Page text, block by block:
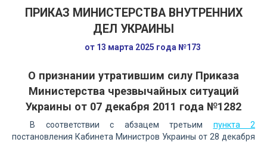
ПРИКАЗ МИНИСТЕРСТВА ВНУТРЕННИХ
ДЕЛ УКРАИНЫ
от 13 марта 2025 года №173
О признании утратившим силу Приказа
Министерства чрезвычайных ситуаций
Украины от 07 декабря 2011 года №1282
В соответствии с абзацем третьим пункта 2
постановления Кабинета Министров Украины от 28 декабря